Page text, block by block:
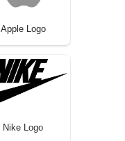
Apple Logo
Nike Logo